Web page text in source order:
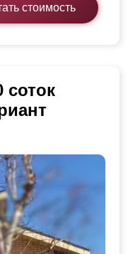
стоимость
соток